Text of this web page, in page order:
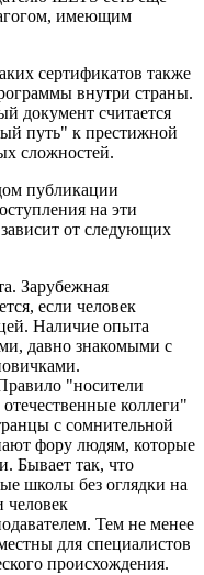
имеющим
сертификатов также
внутри страны.
документ считается
путь" к престижной
сложностей.
публикации
на эти
от следующих
Зарубежная
если человек
Наличие опыта
давно знакомыми с
"носители
коллеги"
с сомнительной
фору людям, которые
Бывает так, что
школы без оглядки на
человек
Тем не менее
для специалистов
происхождения.